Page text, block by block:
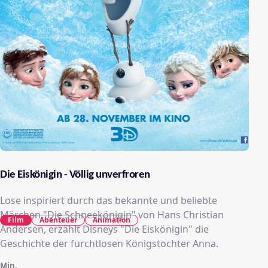
Die Eiskönigin - Völlig unverfroren
Lose inspiriert durch das bekannte und beliebte
Märchen "Die Schneekönigin" von Hans Christian
Andersen, erzählt Disneys "Die Eiskönigin" die
Geschichte der furchtlosen Königstochter Anna.
Min.
Film Abenteuer Animation